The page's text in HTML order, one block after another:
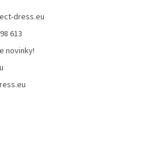
dress.eu
613
novinky!